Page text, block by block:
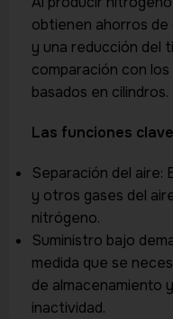
obtienen ahorros
y una reducción del
comparación con
basados en cilindros.
Las funciones
Separación del aire:
y otros gases del
nitrógeno.
Suministro bajo
medida que se
de almacenamiento
inactividad.